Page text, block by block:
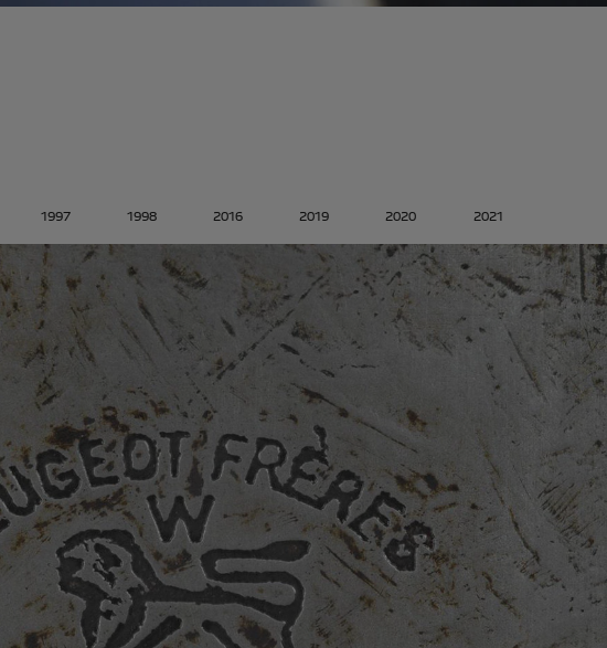
1997 1998 2016 2019 2020 2021